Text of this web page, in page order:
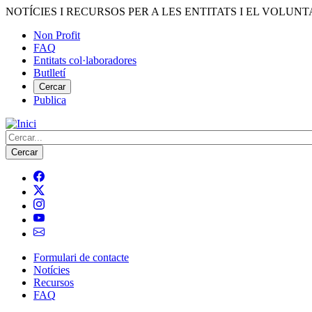
Vés
contingut
NOTÍCIES I RECURSOS PER A LES ENTITATS I EL
Menú
del
compte
d'usuari
Non Profit
FAQ
Entitats col·laboradores
Butlletí
Cercar
Publica
Cerca
Navegació
principal
Formulari de contacte
Notícies
Recursos
FAQ